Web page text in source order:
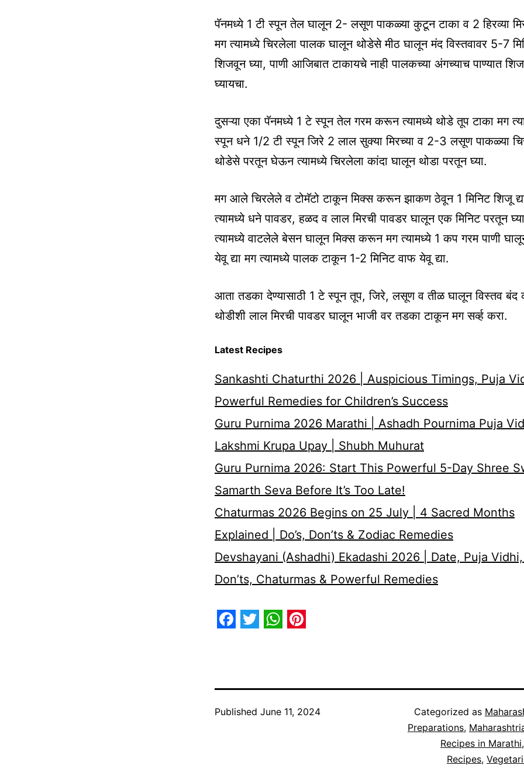
पॅनमध्ये 1 टी स्पून तेल घालून 2- लसूण पाकळ्या कुटून टाका व 2 हिरव्या
मग त्यामध्ये चिरलेला पालक घालून थोडेसे मीठ घालून मंद विस्तवावर 5-7
शिजवून घ्या, पाणी आजिबात टाकायचे नाही पालकच्या अंगच्याच पाण्यात
घ्यायचा.
दुसऱ्या एका पॅनमध्ये 1 टे स्पून तेल गरम करून त्यामध्ये थोडे तूप टाका मग
स्पून धने 1/2 टी स्पून जिरे 2 लाल सुक्या मिरच्या व 2-3 लसूण पाकळ्या
थोडेसे परतून घेऊन त्यामध्ये चिरलेला कांदा घालून थोडा परतून घ्या.
मग आले चिरलेले व टोमॅटो टाकून मिक्स करून झाकण ठेवून 1 मिनिट शिजू
त्यामध्ये धने पावडर, हळद व लाल मिरची पावडर घालून एक मिनिट परतून
त्यामध्ये वाटलेले बेसन घालून मिक्स करून मग त्यामध्ये 1 कप गरम पाणी
येवू द्या मग त्यामध्ये पालक टाकून 1-2 मिनिट वाफ येवू द्या.
आता तडका देण्यासाठी 1 टे स्पून तूप, जिरे, लसूण व तीळ घालून विस्तव
थोडीशी लाल मिरची पावडर घालून भाजी वर तडका टाकून मग सर्व्ह करा.
Latest Recipes
Sankashti Chaturthi 2026 | Auspicious Timings, Puja
Powerful Remedies for Children’s Success
Guru Purnima 2026 Marathi | Ashadh Pournima Puja
Lakshmi Krupa Upay | Shubh Muhurat
Guru Purnima 2026: Start This Powerful 5-Day Shree
Samarth Seva Before It’s Too Late!
Chaturmas 2026 Begins on 25 July | 4 Sacred Months
Explained | Do’s, Don’ts & Zodiac Remedies
Devshayani (Ashadhi) Ekadashi 2026 | Date, Puja Vidhi,
Don’ts, Chaturmas & Powerful Remedies
Published June 11, 2024 Categorized as
Preparations,
Recipes in Marathi,
Recipes,